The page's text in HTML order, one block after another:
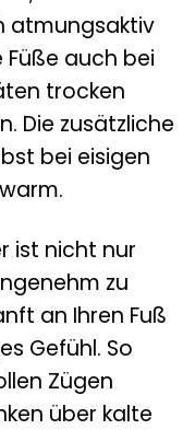
atmungsaktiv
Füße auch bei
trocken
Die zusätzliche
bei eisigen
ist nicht nur
zu
an Ihren Fuß
Gefühl. So
Zügen
über kalte